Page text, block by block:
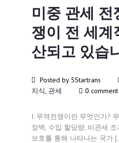
미중 관세 전
쟁이 전 세계
산되고 있습
Posted by 5Startrans
지식, 관세 0 comment
I. 무역전쟁이란 무엇인가?
장벽, 수입 할당량, 비관세
보호를 통해 나타나는 국가